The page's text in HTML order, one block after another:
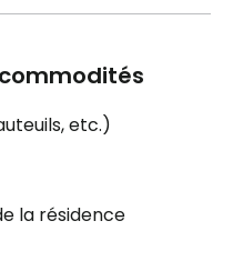
etc.)
la résidence